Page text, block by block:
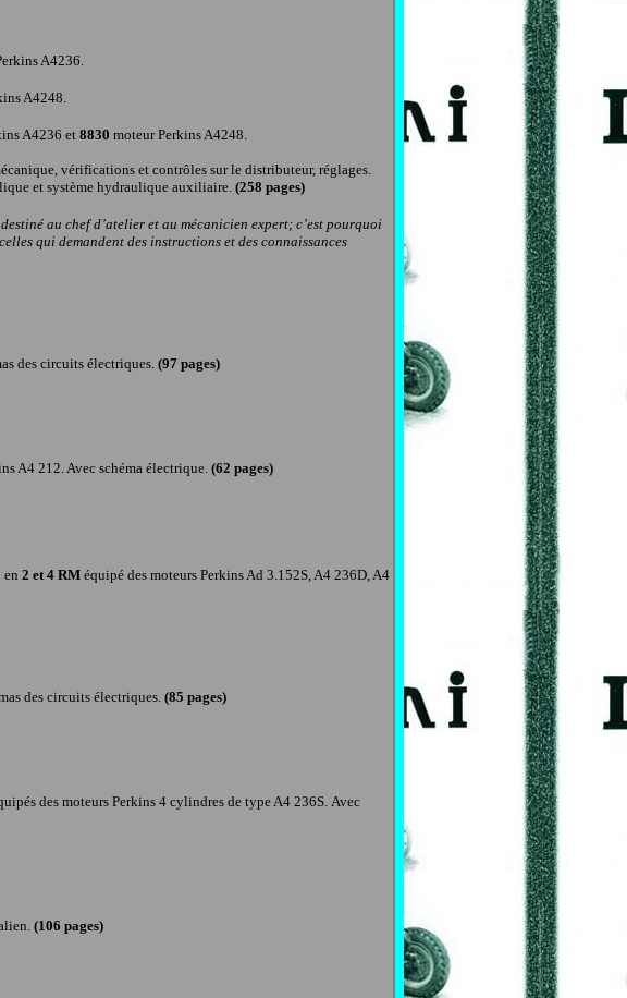
A4236.
A4248.
A4236 et8830 moteur Perkins A4248.
vérifications et contrôles sur le distributeur, réglages.
et système hydraulique auxiliaire. (258 pages)
au chef d’atelier et au mécanicien expert; c’est pourquoi
qui demandent des instructions et des connaissances
des circuits électriques. (97 pages)
A4 212. Avec schéma électrique.(62 pages)
en 2 et 4 RM équipé des moteurs Perkins Ad 3.152S, A4 236D, A4
des circuits électriques. (85 pages)
des moteurs Perkins 4 cylindres de type A4 236S.Avec
(106 pages)